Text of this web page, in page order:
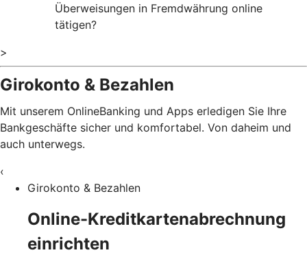
Überweisungen in Fremdwährung online
tätigen?
>
Girokonto & Bezahlen
Mit unserem OnlineBanking und Apps erledigen Sie Ihre
Bankgeschäfte sicher und komfortabel. Von daheim und
auch unterwegs.
‹
Girokonto & Bezahlen
Online-Kreditkartenabrechnung
einrichten